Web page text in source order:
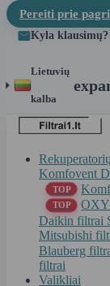
Pereiti prie
Kyla
Lietuvių
kalba
Komfovent
TOP
TOP
Daikin filtrai
Mitsubishi
Blauberg
filtrai
Valikliai